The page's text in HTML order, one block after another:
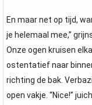
En maar net op tijd,
je helemaal mee,”
Onze ogen kruisen
ostentatief naar
richting de bak.
open vakje. “Nice!”